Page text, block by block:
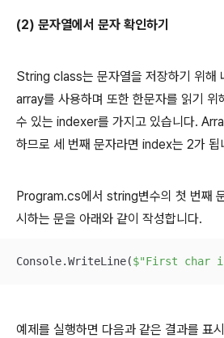
(2) 문자열에서 문자 확인하기
String class는 문자열을 저장하기 위해
array를 사용하며 또한 한문자를 읽기 위
수 있는 indexer를 가지고 있습니다.
하므로 세 번째 문자라면 index는 2가 됩
Program.cs에서 string변수의 첫 번째
시하는 문을 아래와 같이 작성합니다.
Console.WriteLine($"First char
예제를 실행하면 다음과 같은 결과를 표